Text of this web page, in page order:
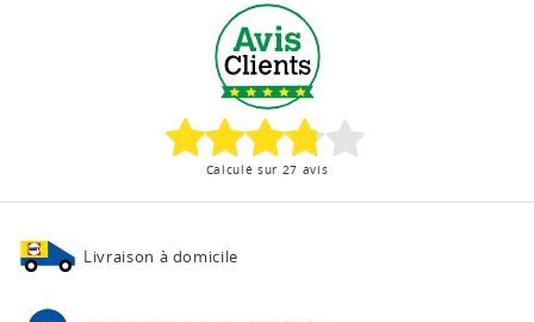
Calculé sur 27 avis
Livraison à domicile